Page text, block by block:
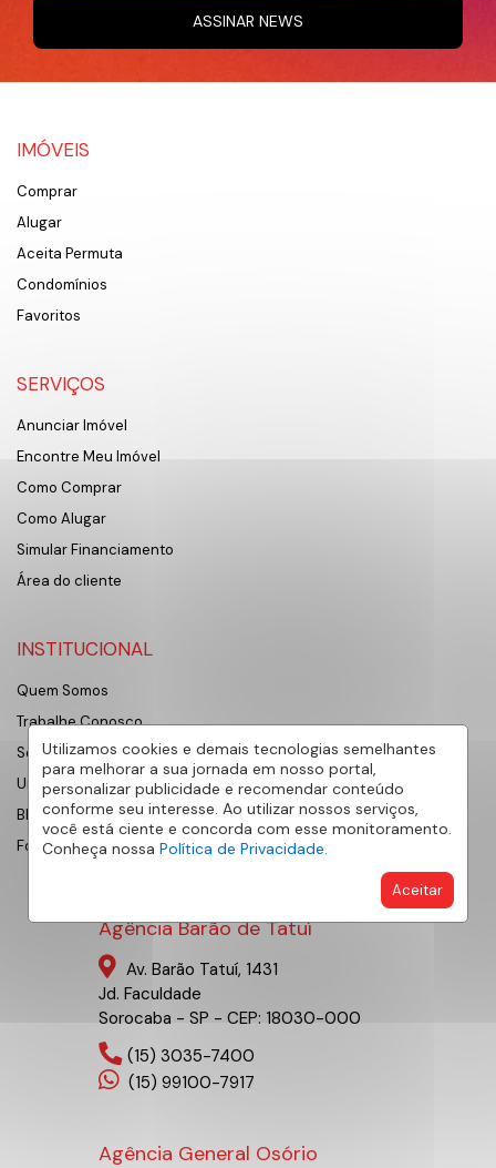
Utilizamos cookies e demais tecnologias semelhantes
para melhorar a sua jornada em nosso portal,
personalizar publicidade e recomendar conteúdo
conforme seu interesse. Ao utilizar nossos serviços,
você está ciente e concorda com esse monitoramento.
Conheça nossa Política de Privacidade.
Aceitar
ASSINAR NEWS
IMÓVEIS
Comprar
Alugar
Aceita Permuta
Condomínios
Favoritos
SERVIÇOS
Anunciar Imóvel
Encontre Meu Imóvel
Como Comprar
Como Alugar
Simular Financiamento
Área do cliente
INSTITUCIONAL
Quem Somos
Trabalhe Conosco
Sobre Sorocaba
Universidade AE
Blog
Fornecedores
Agência Barão de Tatuí
Av. Barão Tatuí, 1431
Jd. Faculdade
Sorocaba - SP - CEP: 18030-000
(15) 3035-7400
(15) 99100-7917
Agência General Osório